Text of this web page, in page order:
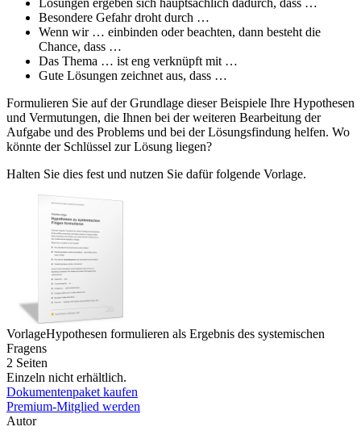
Besondere Gefahr droht durch …
Wenn wir … einbinden oder beachten, dann besteht die
Chance, dass …
Das Thema … ist eng verknüpft mit …
Gute Lösungen zeichnet aus, dass …
Formulieren Sie auf der Grundlage dieser Beispiele Ihre Hypothesen
und Vermutungen, die Ihnen bei der weiteren Bearbeitung der
Aufgabe und des Problems und bei der Lösungsfindung helfen. Wo
könnte der Schlüssel zur Lösung liegen?
Halten Sie dies fest und nutzen Sie dafür folgende Vorlage.
VorlageHypothesen formulieren als Ergebnis des systemischen
Fragens
2 Seiten
Einzeln nicht erhältlich.
Dokumentenpaket kaufen
Premium-Mitglied werden
Autor